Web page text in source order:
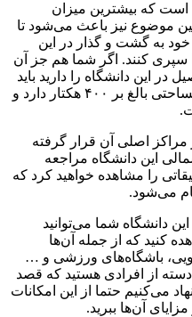
است که بیشترین میزان
موضوع نیز باعث می‌شود تا
خود به گشت و گذار در این
سپری کنند. اگر شما هم جز آن
این دانشگاه را دارید باید
بدانید این دانشگاه در کشور کانادا مساحتی بالغ بر ۴۰۰ هکتار دارد و
اصلی آن قرار گرفته
این دانشگاه مراجعه
را مشاهده خواهید کرد که
می‌شود.
دانشگاه شما می‌توانید
کنید که از جمله آن‌ها
باشگاه‌های ورزشی و …
از افرادی هستید که قصد
می‌کنیم حتما از این امکانات
آن‌ها ببرید.